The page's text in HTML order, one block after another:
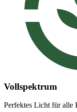
Vollspektrum
Perfektes Licht für alle